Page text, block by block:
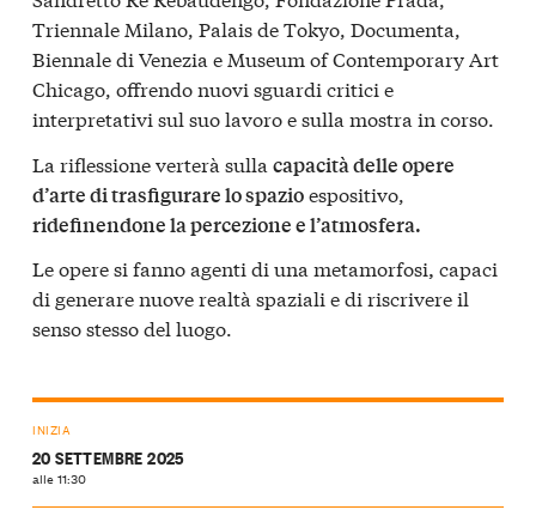
Triennale Milano, Palais de Tokyo, Documenta,
Biennale di Venezia e Museum of Contemporary Art
Chicago, offrendo nuovi sguardi critici e
interpretativi sul suo lavoro e sulla mostra in corso.
La riflessione verterà sulla capacità delle opere
d’arte di trasfigurare lo spazioespositivo,
ridefinendone la percezione e l’atmosfera.
Le opere si fanno agenti di una metamorfosi, capaci
di generare nuove realtà spaziali e di riscrivere il
senso stesso del luogo.
INIZIA
20 SETTEMBRE 2025
alle 11:30